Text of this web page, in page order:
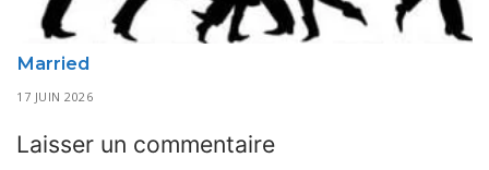
Married
17 JUIN 2026
Laisser un commentaire